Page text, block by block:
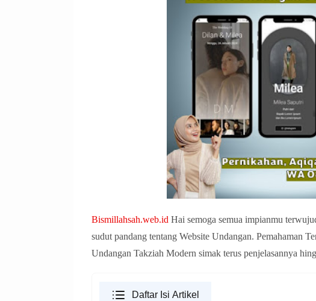
Bismillahsah.web.id Hai semoga semua impianmu
sudut pandang tentang Website Undangan. Pemahaman
Undangan Takziah Modern simak terus penjelasannya
Daftar Isi Artikel